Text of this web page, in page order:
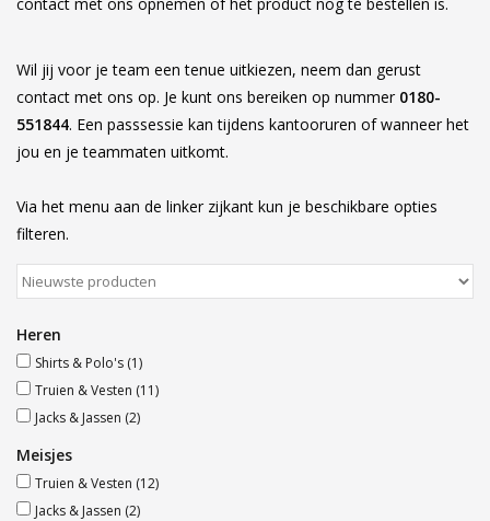
Snaren
Accessoires
Sponsoring
Blog
Wil jij voor je team een tenue uitkiezen, neem dan gerust
contact met ons op. Je kunt ons bereiken op nummer 0180-
551844. Een passsessie kan tijdens kantooruren of wanneer het
jou en je teammaten uitkomt.
Via het menu aan de linker zijkant kun je beschikbare opties
filteren.
Heren
Shirts & Polo's (1)
Truien & Vesten (11)
Jacks & Jassen (2)
Meisjes
Truien & Vesten (12)
Jacks & Jassen (2)